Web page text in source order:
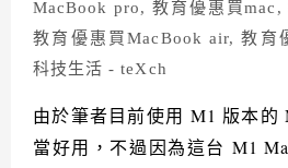
由於筆者目前使用 M1 版本的
當好用，不過因為這台 M1